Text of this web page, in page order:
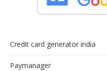
Credit card generator india
Paymanager